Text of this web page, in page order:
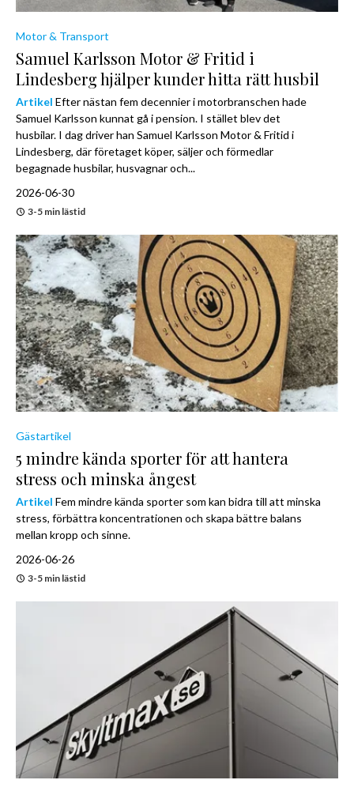
Motor & Transport
Samuel Karlsson Motor & Fritid i
Lindesberg hjälper kunder hitta rätt husbil
Artikel Efter nästan fem decennier i motorbranschen hade
Samuel Karlsson kunnat gå i pension. I stället blev det
husbilar. I dag driver han Samuel Karlsson Motor & Fritid i
Lindesberg, där företaget köper, säljer och förmedlar
begagnade husbilar, husvagnar och...
2026-06-30
3-5 min lästid
Gästartikel
5 mindre kända sporter för att hantera
stress och minska ångest
Artikel Fem mindre kända sporter som kan bidra till att minska
stress, förbättra koncentrationen och skapa bättre balans
mellan kropp och sinne.
2026-06-26
3-5 min lästid